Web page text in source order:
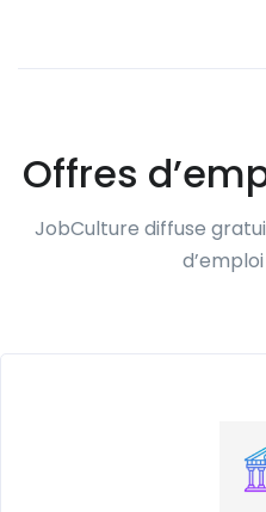
Offres
JobCulture diffuse